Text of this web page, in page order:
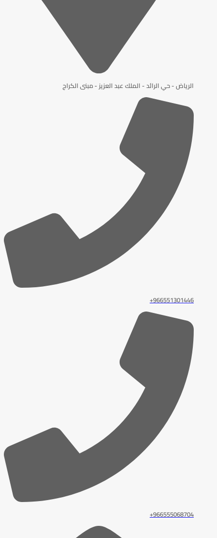
الرياض - حي الرائد - الملك عبد العزيز - مبنى الكراج
966551301446+
966555068704+